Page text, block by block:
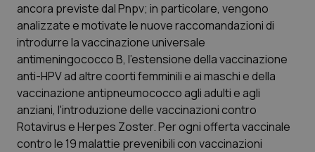
Emilia-Romagna
Friuli Venezia Giulia
Lazio
Liguria
Colesterolo & coronaropatie
Dermatite Atopica
Diabete & glucometri
Disturbi dell’umore
ancora previste dal Pnpv; in particolare, vengono
analizzate e motivate le nuove raccomandazioni di
introdurre la vaccinazione universale
antimeningococco B, l'estensione della vaccinazione
anti-HPV ad altre coorti femminili e ai maschi e della
vaccinazione antipneumococco agli adulti e agli
anziani, l'introduzione delle vaccinazioni contro
Rotavirus e Herpes Zoster. Per ogni offerta vaccinale
contro le 19 malattie prevenibili con vaccinazioni